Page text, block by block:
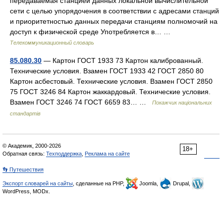
сети с целью упорядочения в соответствии с адресами станций
и приоритетностью данных передачи станциям полномочий на
доступ к физической среде Употребляется в… …
Телекоммуникационный словарь
85.080.30 — Картон ГОСТ 1933 73 Картон калиброванный.
Технические условия. Взамен ГОСТ 1933 42 ГОСТ 2850 80
Картон асбестовый. Технические условия. Взамен ГОСТ 2850
75 ГОСТ 3246 84 Картон жаккардовый. Технические условия.
Взамен ГОСТ 3246 74 ГОСТ 6659 83… …
Покажчик національних
стандартів
18+
© Академик, 2000-2026
Обратная связь: Техподдержка Реклама на сайте
👣 Путешествия
Экспорт словарей на сайты , сделанные на PHP, Joomla,
Drupal,
WordPress, MODx.